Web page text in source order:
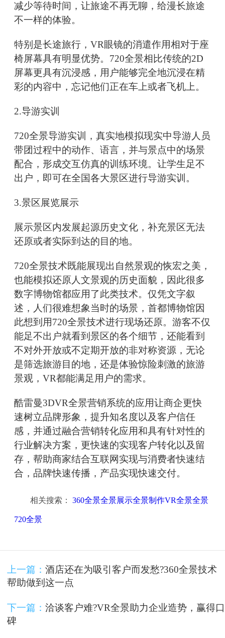
减少等待时间，让旅途不再无聊，给漫长旅途
不一样的体验。
特别是长途旅行，VR眼镜的消遣作用相对于座
椅屏幕具有明显优势。720全景相比传统的2D
屏幕更具有沉浸感，用户能够完全地沉浸在精
彩的内容中，忘记他们正在车上或者飞机上。
2.导游实训
720全景导游实训，真实地模拟现实中导游人员
带团过程中的动作、语言，并与景点中的场景
配合，形成交互仿真的训练环境。让学生足不
出户，即可在全国各大景区进行导游实训。
3.景区展览展示
展示景区内发展起源历史文化，补充景区无法
还原或者实际到达的目的地。
720全景技术既能展现出自然景观的恢宏之美，
也能模拟还原人文景观的历史面貌，因此很多
数字博物馆都应用了此类技术。仅凭文字叙
述，人们很难想象当时的场景，首都博物馆因
此想到用720全景技术进行现场还原。游客不仅
能足不出户就看到景区的各个细节，还能看到
不对外开放或不定期开放的非对称资源，无论
是筛选旅游目的地，还是体验惊险刺激的旅游
景观，VR都能满足用户的需求。
酷雷曼3DVR全景营销系统的应用让商企更快
速树立品牌形象，提升知名度以及客户信任
感，并通过融合营销转化应用和具有针对性的
行业解决方案，更快速的实现客户转化以及留
存，帮助商家结合互联网实现与消费者快速结
合，品牌快速传播，产品实现快速交付。
相关搜索： 360全景全景展示全景制作VR全景全景
720全景
上一篇： 酒店还在为吸引客户而发愁?360全景技术
帮助做到这一点
下一篇： 洽谈客户难?VR全景助力企业造势，赢得口
碑